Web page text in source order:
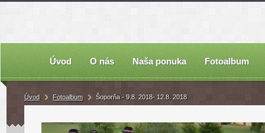
Úvod O nás Naša ponuka Fotoalbum
Úvod Fotoalbum Šoporňa - 9.8. 2018- 12.8. 2018